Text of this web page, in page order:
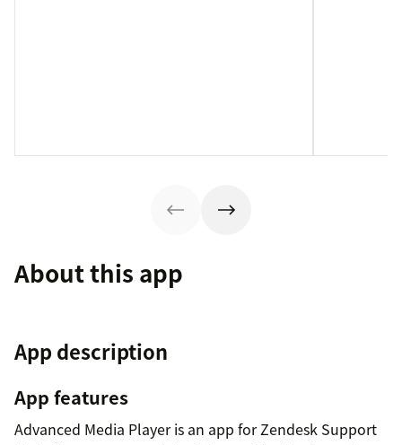
About this app
App description
App features
Advanced Media Player is an app for Zendesk Support